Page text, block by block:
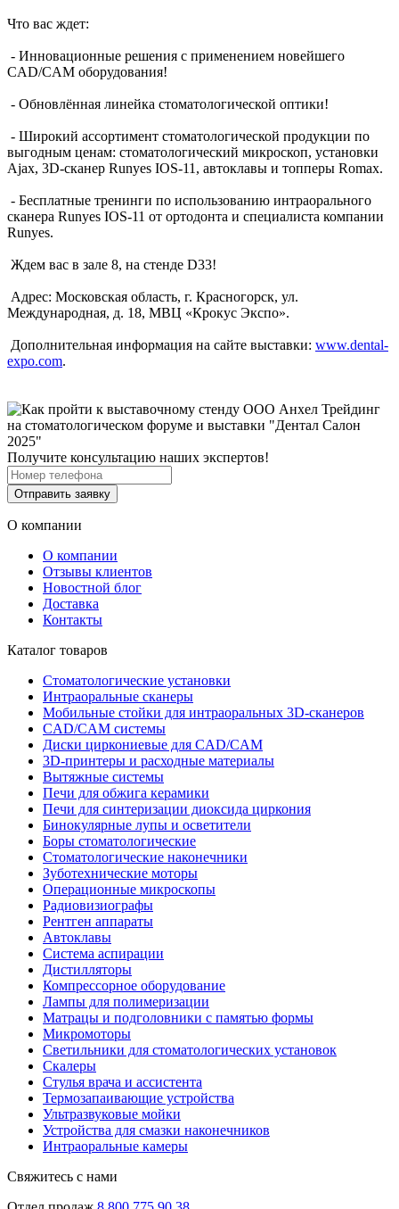
Что вас ждет:
- Инновационные решения с применением новейшего
CAD/CAM оборудования!
- Обновлённая линейка стоматологической оптики!
- Широкий ассортимент стоматологической продукции по
выгодным ценам: стоматологический микроскоп, установки
Ajax, 3D-сканер Runyes IOS-11, автоклавы и топперы Romax.
- Бесплатные тренинги по использованию интраорального
сканера Runyes IOS-11 от ортодонта и специалиста компании
Runyes.
Ждем вас в зале 8, на стенде D33!
Адрес: Московская область, г. Красногорск, ул.
Международная, д. 18, МВЦ «Крокус Экспо».
Дополнительная информация на сайте выставки: www.dental-
expo.com.
Получите консультацию наших экспертов!
Отправить заявку
О компании
О компании
Отзывы клиентов
Новостной блог
Доставка
Контакты
Каталог товаров
Стоматологические установки
Интраоральные сканеры
Мобильные стойки для интраоральных 3D-сканеров
CAD/CAM системы
Диски циркониевые для CAD/CAM
3D-принтеры и расходные материалы
Вытяжные системы
Печи для обжига керамики
Печи для синтеризации диоксида циркония
Бинокулярные лупы и осветители
Боры стоматологические
Стоматологические наконечники
Зуботехнические моторы
Операционные микроскопы
Радиовизиографы
Рентген аппараты
Автоклавы
Система аспирации
Дистилляторы
Компрессорное оборудование
Лампы для полимеризации
Матрацы и подголовники с памятью формы
Микромоторы
Светильники для стоматологических установок
Скалеры
Стулья врача и ассистента
Термозапаивающие устройства
Ультразвуковые мойки
Устройства для смазки наконечников
Интраоральные камеры
Свяжитесь с нами